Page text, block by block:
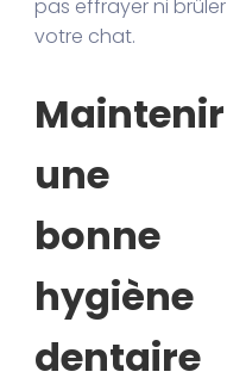
pas effrayer ni brûler
votre chat.
Maintenir
une
bonne
hygiène
dentaire